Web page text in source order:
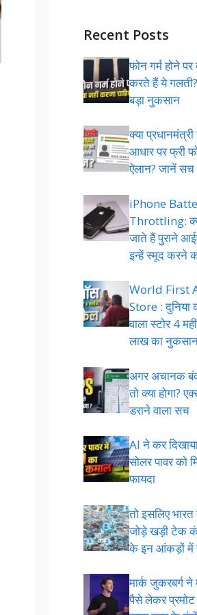
Recent Posts
फोन गर्म होने
करते हैं ये
बड़ा नुकसान
क्या
आधार पर फ्री
ऐलान? जानें सच
iPhone
Throttling:
जाते हैं पुराने
इन्हें स्मूद करने
World First
Store : दुनिया
वाला स्टोर 4
लाख का
अगर अचानक बंद
तो क्या होगा?
डराने वाला सच
AI ने कर
सोलर पावर को
फायदा
तो इसलिए
जोड़े खड़ी टेक
के इन आंकड़ों में
मार्क जुकरबर्ग ने
पैसे लेकर